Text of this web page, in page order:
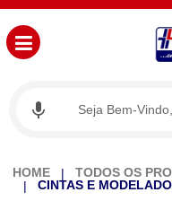
HOME
TODOS OS
CINTAS E